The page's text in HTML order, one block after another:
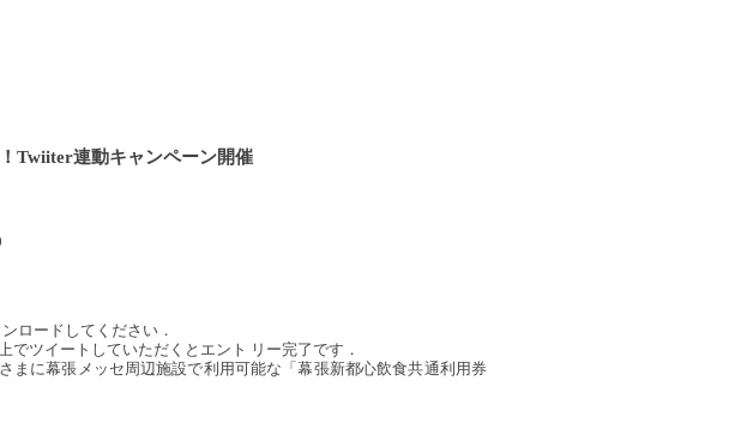
Twiiter連動キャンペーン開催
ロードしてください．
でツイートしていただくとエント リー完了です．
まに幕張メッセ周辺施設で利用可能な「幕張新都心飲食共通利用券